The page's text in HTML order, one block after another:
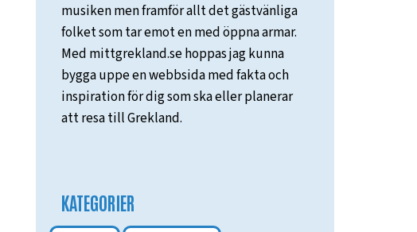
musiken men framför allt det gästvänliga
folket som tar emot en med öppna armar.
Med mittgrekland.se hoppas jag kunna
bygga uppe en webbsida med fakta och
inspiration för dig som ska eller planerar
att resa till Grekland.
KATEGORIER